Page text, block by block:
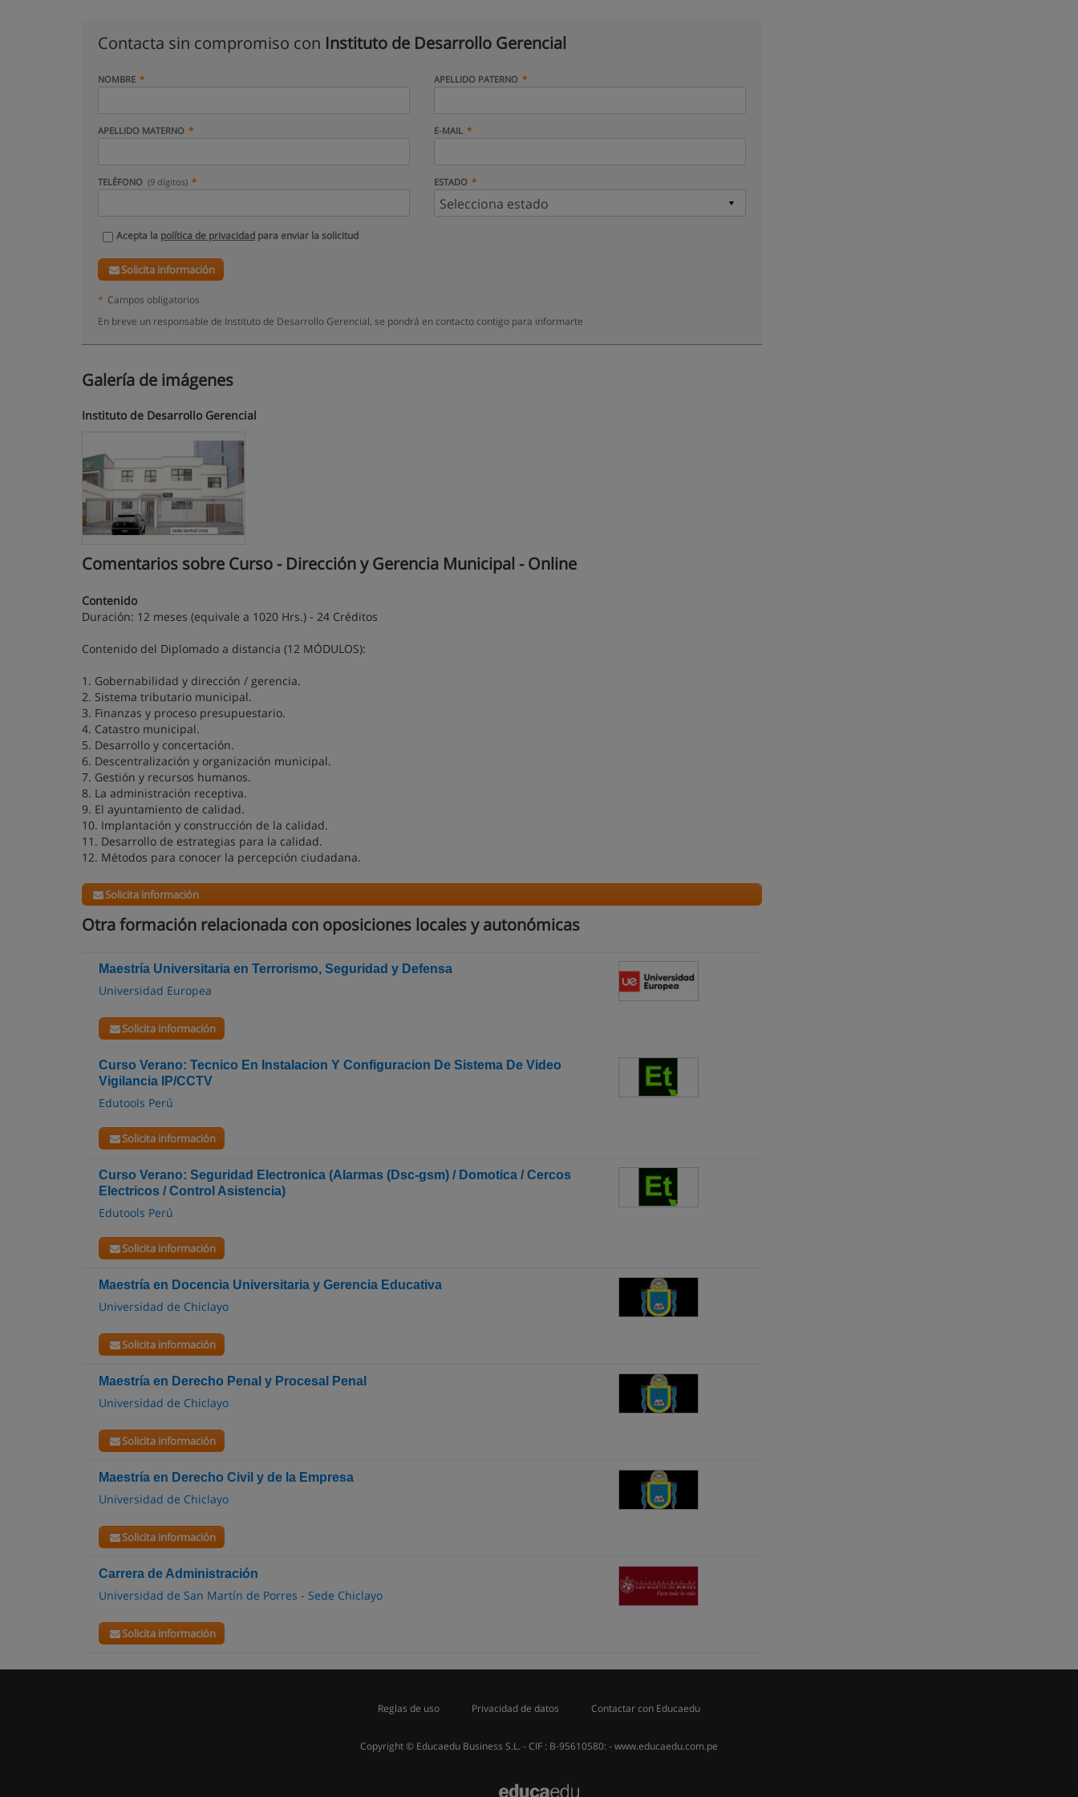
Contacta sin compromiso con Instituto de Desarrollo Gerencial
NOMBRE APELLIDO PATERNO
APELLIDO MATERNO E-MAIL
TELÉFONO (9 dígitos) ESTADO
Acepta la política de privacidad para enviar la solicitud
Solicita información
* Campos obligatorios
En breve un responsable de Instituto de Desarrollo Gerencial, se pondrá en contacto contigo para informarte
Galería de imágenes
Instituto de Desarrollo Gerencial
Comentarios sobre Curso - Dirección y Gerencia Municipal - Online
Contenido
Duración: 12 meses (equivale a 1020 Hrs.) - 24 Créditos
Contenido del Diplomado a distancia (12 MÓDULOS):
1. Gobernabilidad y dirección / gerencia.
2. Sistema tributario municipal.
3. Finanzas y proceso presupuestario.
4. Catastro municipal.
5. Desarrollo y concertación.
6. Descentralización y organización municipal.
7. Gestión y recursos humanos.
8. La administración receptiva.
9. El ayuntamiento de calidad.
10. Implantación y construcción de la calidad.
11. Desarrollo de estrategias para la calidad.
12. Métodos para conocer la percepción ciudadana.
Solicita información
Otra formación relacionada con oposiciones locales y autonómicas
Maestría Universitaria en Terrorismo, Seguridad y Defensa
Universidad Europea
Solicita información
Curso Verano: Tecnico En Instalacion Y Configuracion De Sistema De Video
Vigilancia IP/CCTV
Edutools Perú
Solicita información
Curso Verano: Seguridad Electronica (Alarmas (Dsc-gsm) / Domotica / Cercos
Electricos / Control Asistencia)
Edutools Perú
Solicita información
Maestría en Docencia Universitaria y Gerencia Educativa
Universidad de Chiclayo
Solicita información
Maestría en Derecho Penal y Procesal Penal
Universidad de Chiclayo
Solicita información
Maestría en Derecho Civil y de la Empresa
Universidad de Chiclayo
Solicita información
Carrera de Administración
Universidad de San Martín de Porres - Sede Chiclayo
Solicita información
Reglas de uso Privacidad de datos Contactar con Educaedu
Copyright © Educaedu Business S.L. - CIF : B-95610580: -www.educaedu.com.pe